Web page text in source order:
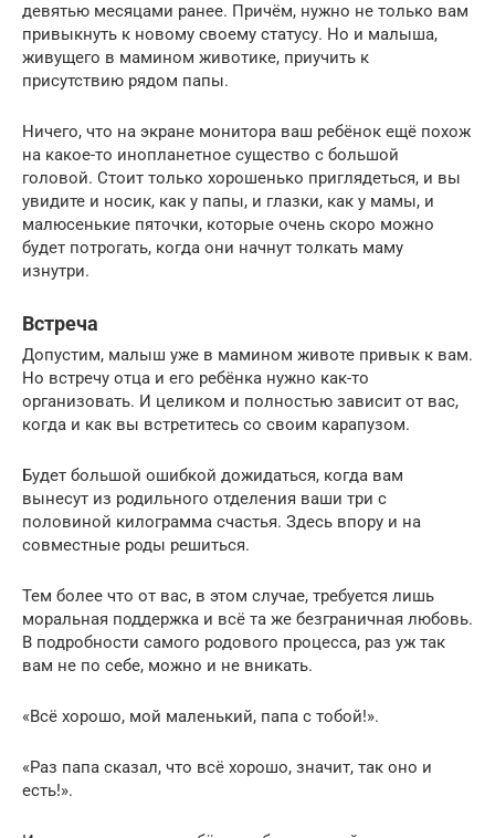
девятью месяцами ранее. Причём, нужно не только вам
привыкнуть к новому своему статусу. Но и малыша,
живущего в мамином животике, приучить к
присутствию рядом папы.
Ничего, что на экране монитора ваш ребёнок ещё похож
на какое-то инопланетное существо с большой
головой. Стоит только хорошенько приглядеться, и вы
увидите и носик, как у папы, и глазки, как у мамы, и
малюсенькие пяточки, которые очень скоро можно
будет потрогать, когда они начнут толкать маму
изнутри.
Встреча
Допустим, малыш уже в мамином животе привык к вам.
Но встречу отца и его ребёнка нужно как-то
организовать. И целиком и полностью зависит от вас,
когда и как вы встретитесь со своим карапузом.
Будет большой ошибкой дожидаться, когда вам
вынесут из родильного отделения ваши три с
половиной килограмма счастья. Здесь впору и на
совместные роды решиться.
Тем более что от вас, в этом случае, требуется лишь
моральная поддержка и всё та же безграничная любовь.
В подробности самого родового процесса, раз уж так
вам не по себе, можно и не вникать.
«Всё хорошо, мой маленький, папа с тобой!».
«Раз папа сказал, что всё хорошо, значит, так оно и
есть!».